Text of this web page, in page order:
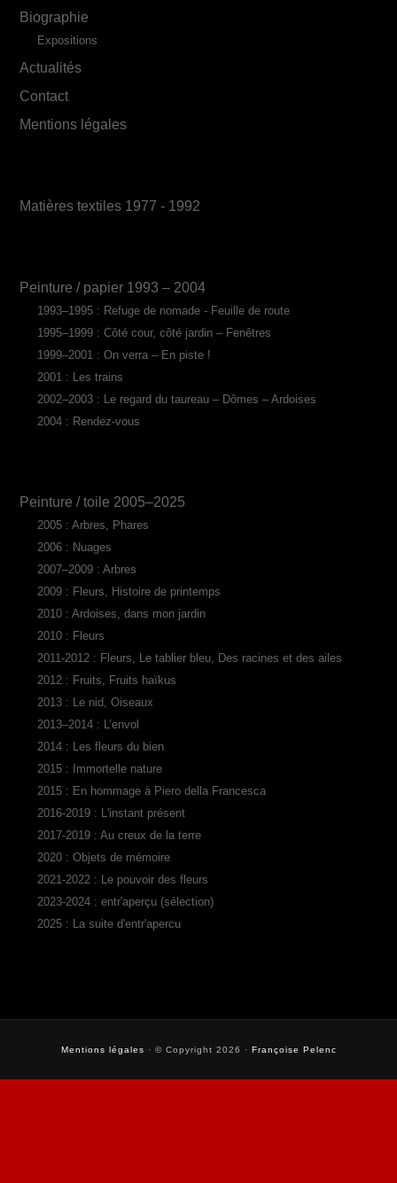
Biographie
Expositions
Actualités
Contact
Mentions légales
Matières textiles 1977 - 1992
Peinture / papier 1993 – 2004
1993–1995 : Refuge de nomade - Feuille de route
1995–1999 : Côté cour, côté jardin – Fenêtres
1999–2001 : On verra – En piste !
2001 : Les trains
2002–2003 : Le regard du taureau – Dômes – Ardoises
2004 : Rendez-vous
Peinture / toile 2005–2025
2005 : Arbres, Phares
2006 : Nuages
2007–2009 : Arbres
2009 : Fleurs, Histoire de printemps
2010 : Ardoises, dans mon jardin
2010 : Fleurs
2011-2012 : Fleurs, Le tablier bleu, Des racines et des ailes
2012 : Fruits, Fruits haïkus
2013 : Le nid, Oiseaux
2013–2014 : L’envol
2014 : Les fleurs du bien
2015 : Immortelle nature
2015 : En hommage à Piero della Francesca
2016-2019 : L'instant présent
2017-2019 : Au creux de la terre
2020 : Objets de mémoire
2021-2022 : Le pouvoir des fleurs
2023-2024 : entr'aperçu (sélection)
2025 : La suite d'entr'apercu
Mentions légales · © Copyright 2026 · Françoise Pelenc